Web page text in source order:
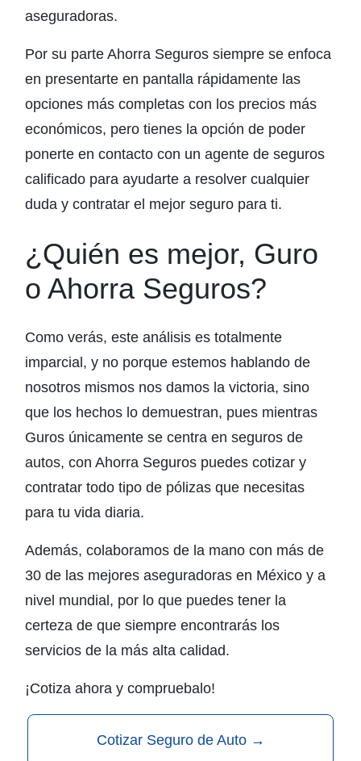
aseguradoras.
Por su parte Ahorra Seguros siempre se enfoca
en presentarte en pantalla rápidamente las
opciones más completas con los precios más
económicos, pero tienes la opción de poder
ponerte en contacto con un agente de seguros
calificado para ayudarte a resolver cualquier
duda y contratar el mejor seguro para ti.
¿Quién es mejor, Guro
o Ahorra Seguros?
Como verás, este análisis es totalmente
imparcial, y no porque estemos hablando de
nosotros mismos nos damos la victoria, sino
que los hechos lo demuestran, pues mientras
Guros únicamente se centra en seguros de
autos, con Ahorra Seguros puedes cotizar y
contratar todo tipo de pólizas que necesitas
para tu vida diaria.
Además, colaboramos de la mano con más de
30 de las mejores aseguradoras en México y a
nivel mundial, por lo que puedes tener la
certeza de que siempre encontrarás los
servicios de la más alta calidad.
¡Cotiza ahora y compruebalo!
Cotizar Seguro de Auto →